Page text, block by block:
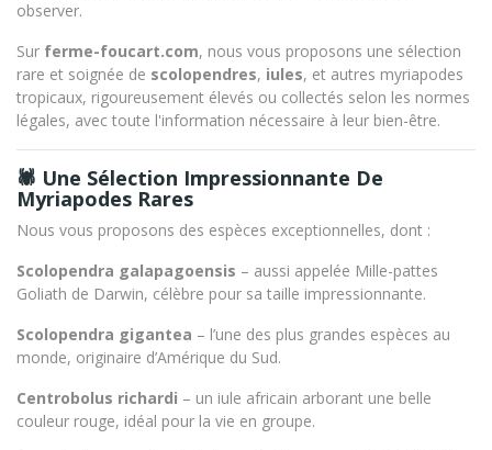
observer.
Sur ferme-foucart.com, nous vous proposons une sélection
rare et soignée de scolopendres, iules, et autres myriapodes
tropicaux, rigoureusement élevés ou collectés selon les normes
légales, avec toute l'information nécessaire à leur bien-être.
🕷️ Une Sélection Impressionnante De
Myriapodes Rares
Nous vous proposons des espèces exceptionnelles, dont :
Scolopendra galapagoensis – aussi appelée Mille-pattes
Goliath de Darwin, célèbre pour sa taille impressionnante.
Scolopendra gigantea – l’une des plus grandes espèces au
monde, originaire d’Amérique du Sud.
Centrobolus richardi – un iule africain arborant une belle
couleur rouge, idéal pour la vie en groupe.